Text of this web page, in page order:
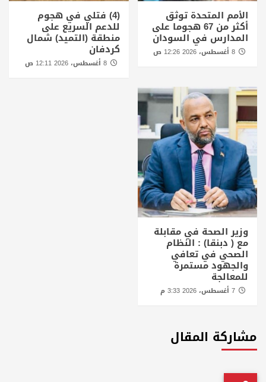
الأمم المتحدة توثق
أكثر من 67 هجوما على
المدارس في السودان
(4) فتلي في هجوم
للدعم السريع على
منطقة (التميد) شمال
كردفان
8 أغسطس، 2026 12:11 ص
وزير الصحة في مقابلة
مع ( دبنقا) : النظام
الصحي في تعافي
والجهود مستمرة
للمعالجة
مشاركة المقال